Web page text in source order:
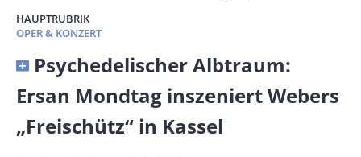
HAUPTRUBRIK
OPER & KONZERT
Banner
Size
Psychedelischer Albtraum:
Ersan Mondtag inszeniert Webers
„Freischütz“ in Kassel